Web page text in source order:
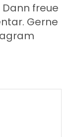
freue
Gerne